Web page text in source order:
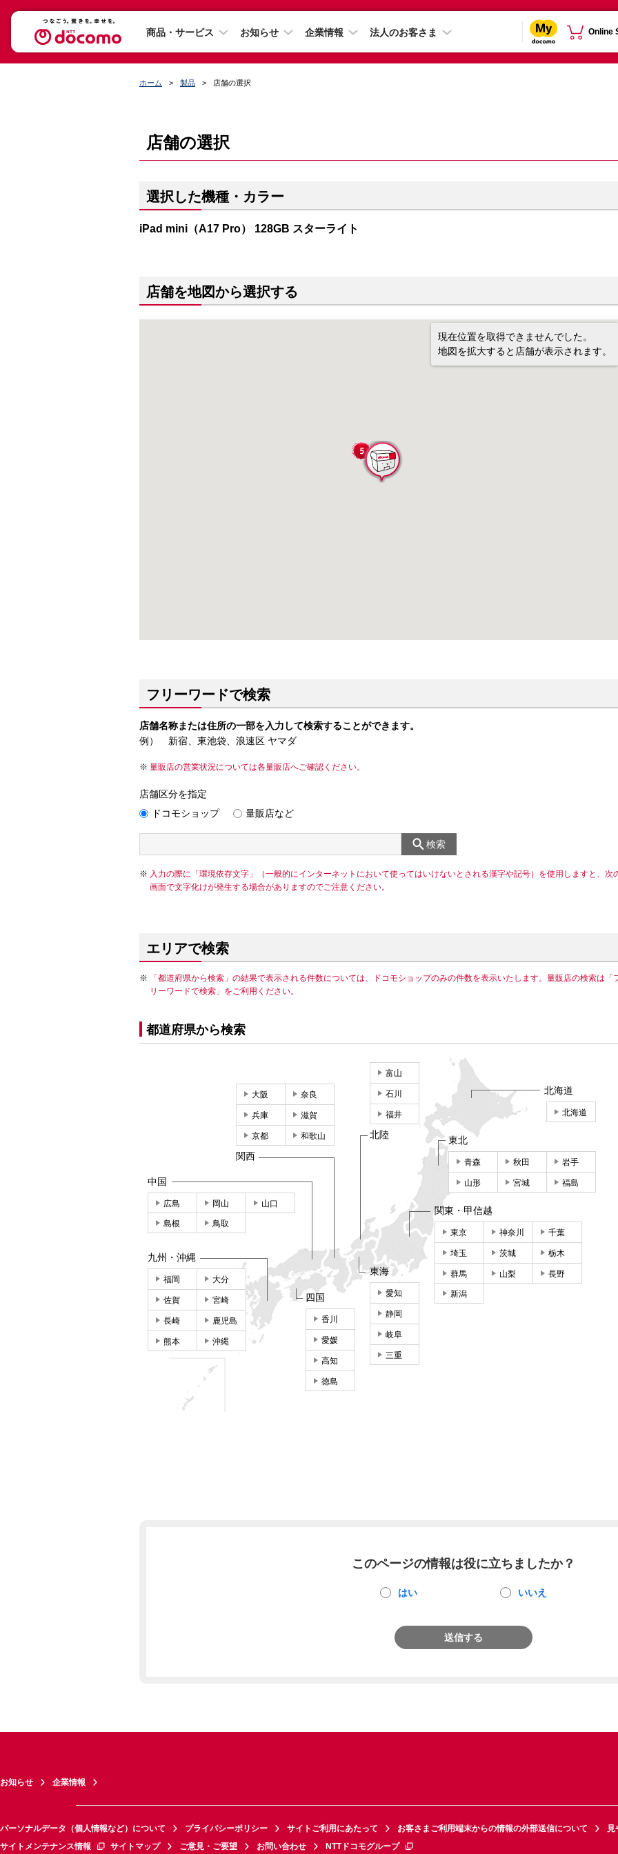
商品・サービス お知らせ 企業情報 法人のお客さま Online
ホーム 製品 店舗の選択
店舗の選択
選択した機種・カラー
iPad mini（A17 Pro） 128GB スターライト
店舗を地図から選択する
現在位置を取得できませんでした。
地図を拡大すると店舗が表示されます。
フリーワードで検索
店舗名称または住所の一部を入力して検索することができます。
例） 新宿、東池袋、浪速区 ヤマダ
量販店の営業状況については各量販店へご確認ください。
店舗区分を指定
ドコモショップ
量販店など
検索
入力の際に「環境依存文字」（一般的にインターネットにおいて使ってはいけないとされる漢字や記号）を使用しますと、次
画面で文字化けが発生する場合がありますのでご注意ください。
エリアで検索
「都道府県から検索」の結果で表示される件数については、ドコモショップのみの件数を表示いたします。量販店の検索は「
リーワードで検索」をご利用ください。
都道府県から検索
北海道
北海道
東北
青森 秋田 岩手
山形 宮城 福島
関東・甲信越
東京 神奈川 千葉
埼玉 茨城 栃木
群馬 山梨 長野
新潟
東海
愛知
静岡
岐阜
三重
富山
石川
福井
北陸
大阪 奈良
兵庫 滋賀
京都 和歌山
関西
中国
広島 岡山 山口
島根 鳥取
四国
香川
愛媛
高知
徳島
九州・沖縄
福岡 大分
佐賀 宮崎
長崎 鹿児島
熊本 沖縄
このページの情報は役に立ちましたか？
はい いいえ
送信する
お知らせ 企業情報
パーソナルデータ（個人情報など）について プライバシーポリシー サイトご利用にあたって お客さまご利用端末からの情報の外部送信について
見
サイトメンテナンス情報
サイトマップ ご意見・ご要望 お問い合わせ NTTドコモグループ